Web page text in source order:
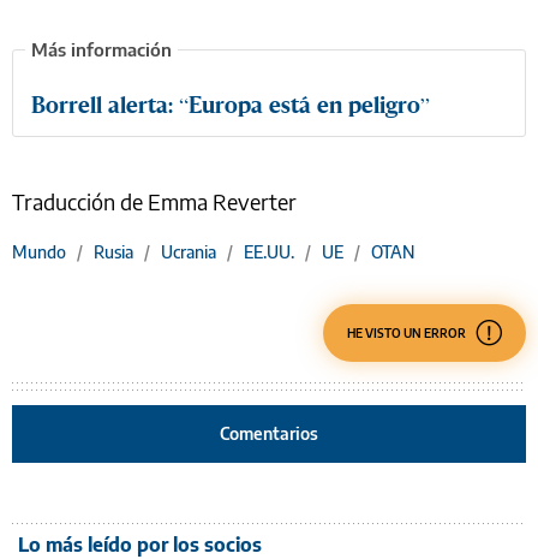
Borrell alerta: “Europa está en peligro”
Traducción de Emma Reverter
Mundo / Rusia / Ucrania / EE.UU. / UE / OTAN
HE VISTO UN ERROR
Comentarios
Lo más leído por los socios